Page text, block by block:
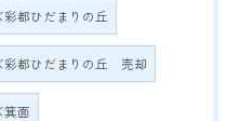
都ひだまりの丘
彩都ひだまりの丘 売却
箕面